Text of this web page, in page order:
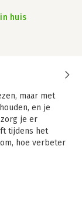
huis
maar met
en je
je er
tijdens het
hoe verbeter